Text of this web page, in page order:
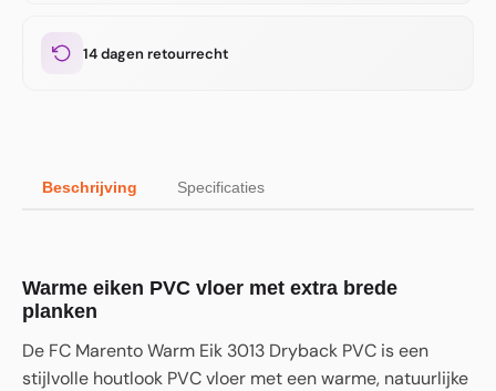
14 dagen retourrecht
Beschrijving Specificaties
Warme eiken PVC vloer met extra brede
planken
De FC Marento Warm Eik 3013 Dryback PVC is een
stijlvolle houtlook PVC vloer met een warme, natuurlijke